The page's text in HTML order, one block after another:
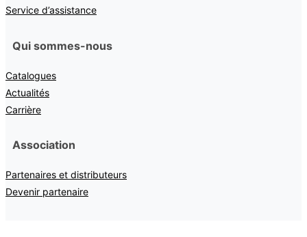
Service d’assistance
Qui sommes-nous
Catalogues
Actualités
Carrière
Association
Partenaires et distributeurs
Devenir partenaire